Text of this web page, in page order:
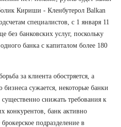
Кириши - Кленбутерол Balkan
специалистов, с 1 января 11
без банковских услуг, поскольку
банка с капиталом более 180
за клиента обостряется, а
бизнеса сужается, некоторые банки
снижать требования к
конкурентов, банк активно
подразделение в